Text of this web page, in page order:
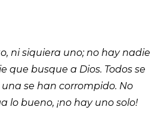
ni siquiera uno; no hay nadie
que busque a Dios. Todos se
se han corrompido. No
lo bueno, ¡no hay uno solo!